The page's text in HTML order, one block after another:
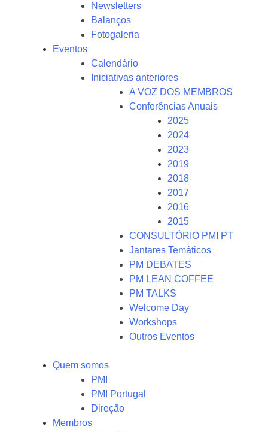
Newsletters
Balanços
Fotogaleria
Eventos
Calendário
Iniciativas anteriores
A VOZ DOS MEMBROS
Conferências Anuais
2025
2024
2023
2019
2018
2017
2016
2015
CONSULTÓRIO PMI PT
Jantares Temáticos
PM DEBATES
PM LEAN COFFEE
PM TALKS
Welcome Day
Workshops
Outros Eventos
Quem somos
PMI
PMI Portugal
Direção
Membros